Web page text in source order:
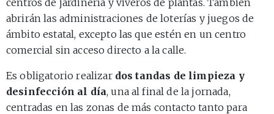
abrirán las administraciones de loterías y juegos de
ámbito estatal, excepto las que estén en un centro
comercial sin acceso directo a la calle.
Es obligatorio realizar dos tandas de limpieza y
desinfección al día, una al final de la jornada,
centradas en las zonas de más contacto tanto para